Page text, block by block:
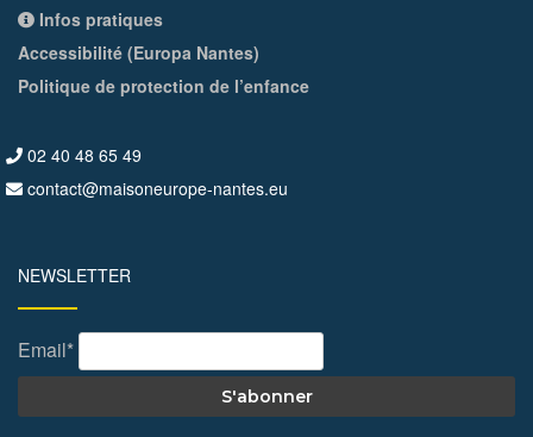
Infos pratiques
Accessibilité (Europa Nantes)
Politique de protection de l’enfance
02 40 48 65 49
contact@maisoneurope-nantes.eu
NEWSLETTER
Email*